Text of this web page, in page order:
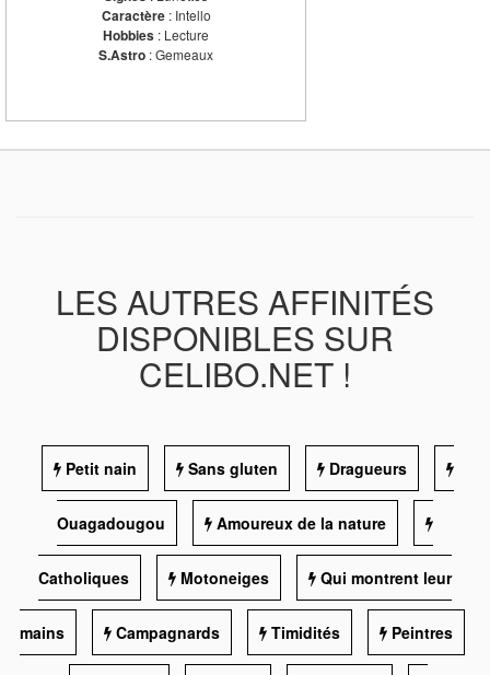
Caractère: Intello
Hobbies : Lecture
S.Astro : Gemeaux
LES AUTRES AFFINITÉS
DISPONIBLES SUR
CELIBO.NET !
Petit nain Sans gluten Dragueurs
Ouagadougou Amoureux de la nature
Catholiques Motoneiges Qui montrent leur
mains Campagnards Timidités Peintres